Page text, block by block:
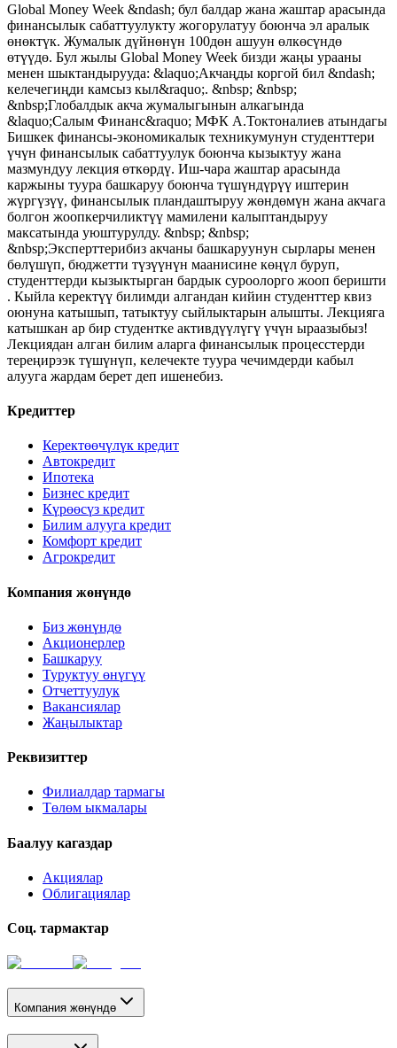
Global Money Week &ndash; бул балдар жана жаштар арасында
финансылык сабаттуулукту жогорулатуу боюнча эл аралык
өнөктүк. Жумалык дүйнөнүн 100дөн ашуун өлкөсүндө
өтүүдө. Бул жылы Global Money Week бизди жаңы урааны
менен шыктандырууда: &laquo;Акчаңды коргой бил &ndash;
келечегиңди камсыз кыл&raquo;. &nbsp; &nbsp;
&nbsp;Глобалдык акча жумалыгынын алкагында
&laquo;Салым Финанс&raquo; МФК А.Токтоналиев атындагы
Бишкек финансы-экономикалык техникумунун студенттери
үчүн финансылык сабаттуулук боюнча кызыктуу жана
мазмундуу лекция өткөрдү. Иш-чара жаштар арасында
каржыны туура башкаруу боюнча түшүндүрүү иштерин
жүргүзүү, финансылык пландаштыруу жөндөмүн жана акчага
болгон жоопкерчиликтүү мамилени калыптандыруу
максатында уюштурулду. &nbsp; &nbsp;
&nbsp;Эксперттерибиз акчаны башкаруунун сырлары менен
бөлүшүп, бюджетти түзүүнүн маанисине көңүл буруп,
студенттерди кызыктырган бардык суроолорго жооп беришти
. Кыйла керектүү билимди алгандан кийин студенттер квиз
оюнуна катышып, татыктуу сыйлыктарын алышты. Лекцияга
катышкан ар бир студентке активдүүлүгү үчүн ыраазыбыз!
Лекциядан алган билим аларга финансылык процесстерди
тереңирээк түшүнүп, келечекте туура чечимдерди кабыл
алууга жардам берет деп ишенебиз.
Кредиттер
Керектөөчүлүк кредит
Автокредит
Ипотека
Бизнес кредит
Күрөөсүз кредит
Билим алууга кредит
Комфорт кредит
Агрокредит
Компания жөнүндө
Биз жөнүндө
Акционерлер
Башкаруу
Туруктуу өнүгүү
Отчеттуулук
Вакансиялар
Жаңылыктар
Реквизиттер
Филиалдар тармагы
Төлөм ыкмалары
Баалуу кагаздар
Акциялар
Облигациялар
Соц. тармактар
Компания жөнүндө